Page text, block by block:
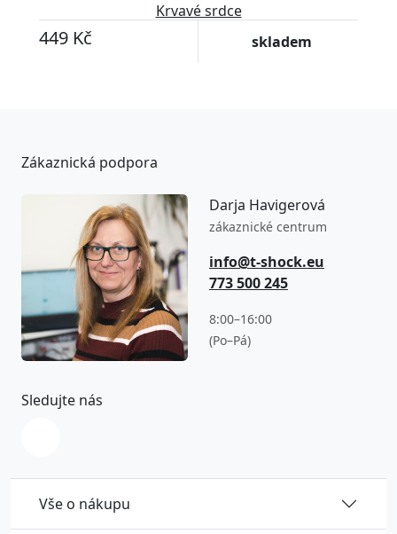
Krvavé srdce
449 Kč skladem
Vše o nákupu
Zákaznická podpora
Darja Havigerová
zákaznické centrum
info@t-shock.eu
773 500 245
8:00–16:00
(Po–Pá)
Sledujte nás